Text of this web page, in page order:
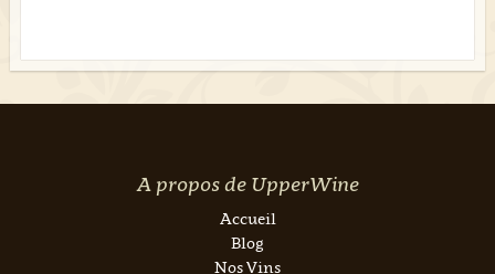
A propos de UpperWine
Accueil
Blog
Nos Vins